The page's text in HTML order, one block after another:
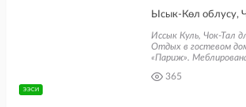
ЭЭСИ
Ысык-Көл облусу,
Иссык Куль, Чок-Тал
Отдых в гостевом
«Париж».
365